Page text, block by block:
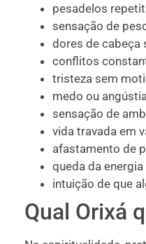
pesadelos
sensação de
dores de cabeça
conflitos
tristeza sem
medo ou
sensação de
vida travada em
afastamento de
queda da
intuição de que
Qual Orixá